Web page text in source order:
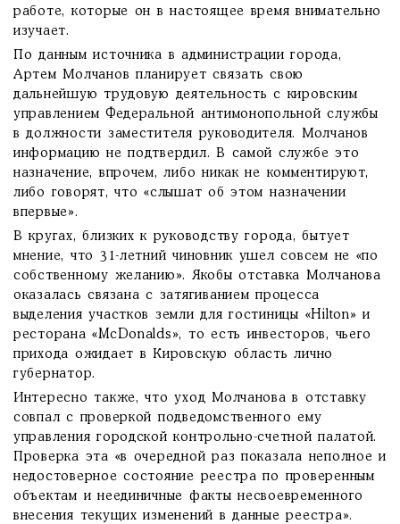
работе, которые он в настоящее время внимательно
изучает.
По данным источника в администрации города,
Артем Молчанов планирует связать свою
дальнейшую трудовую деятельность с кировским
управлением Федеральной антимонопольной службы
в должности заместителя руководителя. Молчанов
информацию не подтвердил. В самой службе это
назначение, впрочем, либо никак не комментируют,
либо говорят, что «слышат об этом назначении
впервые».
В кругах, близких к руководству города, бытует
мнение, что 31-летний чиновник ушел совсем не «по
собственному желанию». Якобы отставка Молчанова
оказалась связана с затягиванием процесса
выделения участков земли для гостиницы «Hilton» и
ресторана «McDonalds», то есть инвесторов, чьего
прихода ожидает в Кировскую область лично
губернатор.
Интересно также, что уход Молчанова в отставку
совпал с проверкой подведомственного ему
управления городской контрольно-счетной палатой.
Проверка эта «в очередной раз показала неполное и
недостоверное состояние реестра по проверенным
объектам и неединичные факты несвоевременного
внесения текущих изменений в данные реестра».